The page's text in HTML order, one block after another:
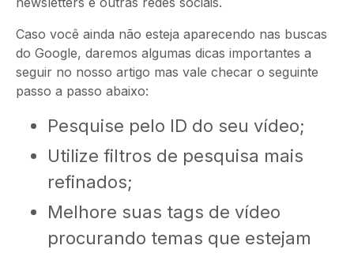
Caso você ainda não esteja aparecendo nas buscas
do Google, daremos algumas dicas importantes a
seguir no nosso artigo mas vale checar o seguinte
passo a passo abaixo:
Pesquise pelo ID do seu vídeo;
Utilize filtros de pesquisa mais
refinados;
Melhore suas tags de vídeo
procurando temas que estejam